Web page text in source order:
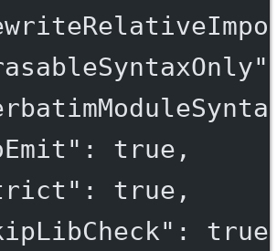
: true ,
: true ,
: true